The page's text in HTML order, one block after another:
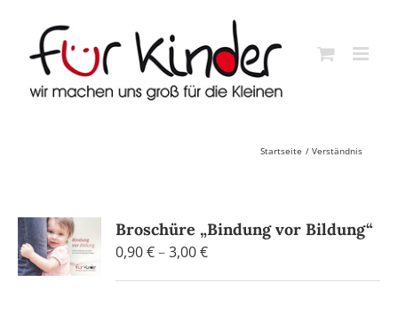
content
Startseite Verständnis
Broschüre „Bindung vor Bildung“
0,90€–3,00€Preisspanne: